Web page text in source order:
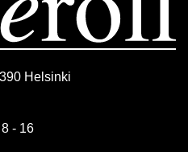
Helsinki
- 16